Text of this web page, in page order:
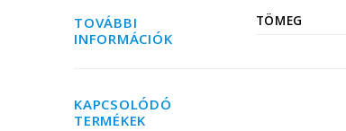
TOVÁBBI
INFORMÁCIÓK
TÖMEG
KAPCSOLÓDÓ
TERMÉKEK